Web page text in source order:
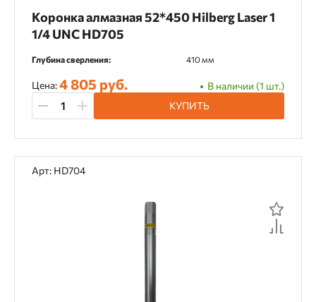
Коронка алмазная 52*450 Hilberg Laser 1
1/4 UNC HD705
Глубина сверления: 410 мм
Цена:4 805 руб.
В наличии (1 шт.)
КУПИТЬ
Арт: HD704